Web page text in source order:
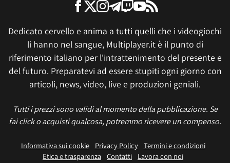
Dedicato cervello e anima a tutti quelli che i videogiochi
li hanno nel sangue, Multiplayer.it è il punto di
riferimento italiano per l'intrattenimento del presente e
del futuro. Preparatevi ad essere stupiti ogni giorno con
articoli, news, video, live e produzioni geniali.
Tutti i prezzi sono validi al momento della pubblicazione. Se
fai click o acquisti qualcosa, potremmo ricevere un compenso.
Informativa sui cookie Privacy Policy
Termini e condizioni
Etica e trasparenza Contatti Lavora con noi